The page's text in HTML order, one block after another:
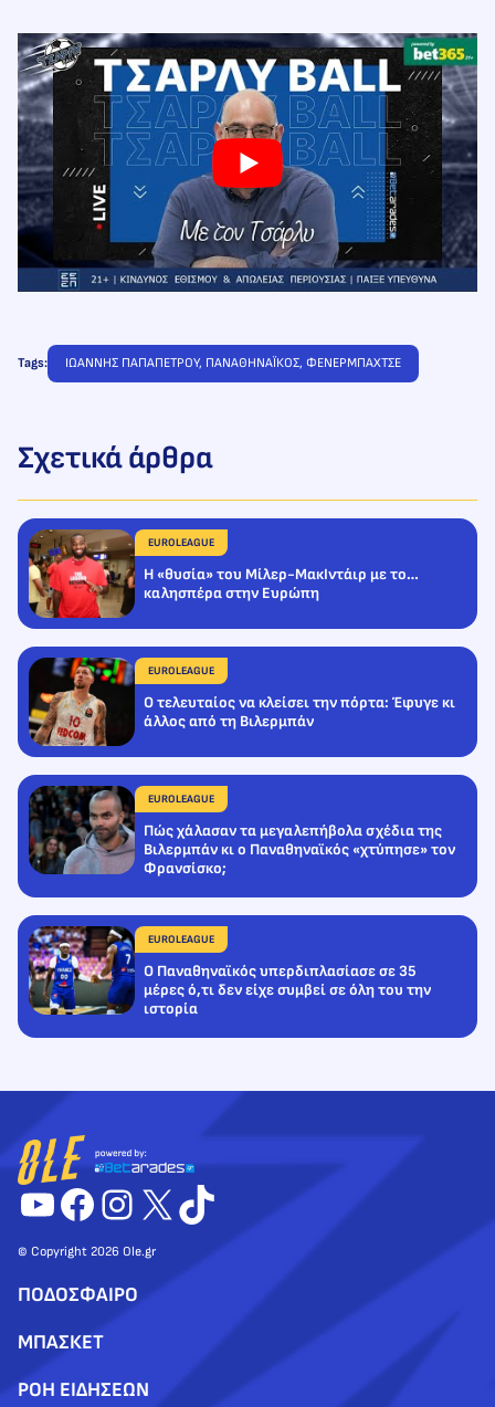
Tags: ΙΩΑΝΝΗΣ ΠΑΠΑΠΕΤΡΟΥ, ΠΑΝΑΘΗΝΑΪΚΟΣ, ΦΕΝΕΡΜΠΑΧΤΣΕ
Σχετικά άρθρα
EUROLEAGUE
Η «θυσία» του Μίλερ-ΜακΙντάιρ με το…
καλησπέρα στην Ευρώπη
EUROLEAGUE
Ο τελευταίος να κλείσει την πόρτα: Έφυγε κι
άλλος από τη Βιλερμπάν
EUROLEAGUE
Πώς χάλασαν τα μεγαλεπήβολα σχέδια της
Βιλερμπάν κι ο Παναθηναϊκός «χτύπησε» τον
Φρανσίσκο;
EUROLEAGUE
Ο Παναθηναϊκός υπερδιπλασίασε σε 35
μέρες ό,τι δεν είχε συμβεί σε όλη του την
ιστορία
YouTube
Facebook
Instagram
X TikTok
© Copyright 2026 Ole.gr
ΠΟΔΟΣΦΑΙΡΟ
ΜΠΑΣΚΕΤ
ΡΟΗ ΕΙΔΗΣΕΩΝ